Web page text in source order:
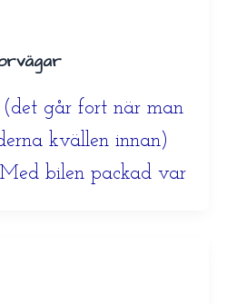
går fort när man
kvällen innan)
bilen packad var